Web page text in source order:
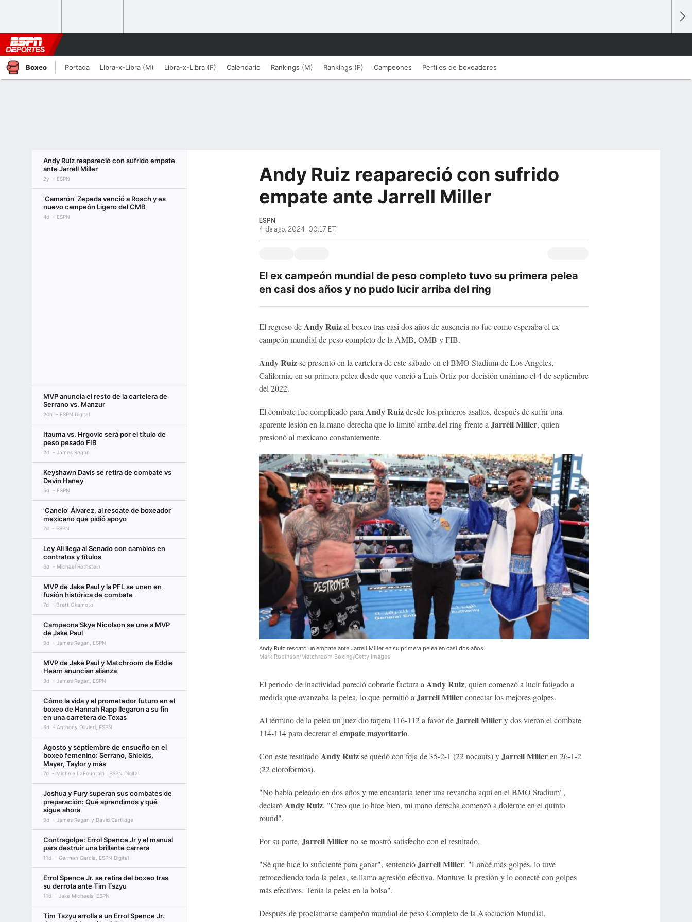
Boxeo Portada Libra-x-Libra (M) Libra-x-Libra (F) Calendario Rankings (M) Rankings (F) Campeones Perfiles de boxeadores
Andy Ruiz reapareció con sufrido empate
ante Jarrell Miller
2y ESPN
'Camarón' Zepeda venció a Roach y es
nuevo campeón Ligero del CMB
4d ESPN
MVP anuncia el resto de la cartelera de
Serrano vs. Manzur
20h ESPN Digital
Itauma vs. Hrgovic será por el título de
peso pesado FIB
2d James Regan
Keyshawn Davis se retira de combate vs
Devin Haney
5d ESPN
'Canelo' Álvarez, al rescate de boxeador
mexicano que pidió apoyo
7d ESPN
Ley Ali llega al Senado con cambios en
contratos y títulos
6d Michael Rothstein
MVP de Jake Paul y la PFL se unen en
fusión histórica de combate
7d Brett Okamoto
Campeona Skye Nicolson se une a MVP
de Jake Paul
9d James Regan, ESPN
MVP de Jake Paul y Matchroom de Eddie
Hearn anuncian alianza
9d James Regan, ESPN
Cómo la vida y el prometedor futuro en el
boxeo de Hannah Rapp llegaron a su fin
en una carretera de Texas
6d Anthony Olivieri, ESPN
Agosto y septiembre de ensueño en el
boxeo femenino: Serrano, Shields,
Mayer, Taylor y más
7d Michele LaFountain | ESPN Digital
Joshua y Fury superan sus combates de
preparación: Qué aprendimos y qué
sigue ahora
9d James Regan y David Cartlidge
Contragolpe: Errol Spence Jr y el manual
para destruir una brillante carrera
11d German García, ESPN Digital
Errol Spence Jr. se retira del boxeo tras
su derrota ante Tim Tszyu
11d Jake Michaels, ESPN
Tim Tszyu arrolla a un Errol Spence Jr.
Andy Ruiz reapareció con sufrido
empate ante Jarrell Miller
ESPN
4 de ago, 2024, 00:17 ET
El ex campeón mundial de peso completo tuvo su primera pelea
en casi dos años y no pudo lucir arriba del ring
El regreso deAndy Ruizal boxeo tras casi dos años de ausencia no fue como esperaba el ex
campeón mundial de peso completo de la AMB, OMB y FIB.
Andy Ruizse presentó en la cartelera de este sábado en el BMO Stadium de Los Angeles,
California, en su primera pelea desde que venció a Luis Ortiz por decisión unánime el 4 de septiembre
del 2022.
El combate fue complicado para Andy Ruizdesde los primeros asaltos, después de sufrir una
aparente lesión en la mano derecha que lo limitó arriba del ring frente a Jarrell Miller, quien
presionó al mexicano constantemente.
Andy Ruiz rescató un empate ante Jarrell Miller en su primera pelea en casi dos años.
Mark Robinson/Matchroom Boxing/Getty Images
El periodo de inactividad pareció cobrarle factura aAndy Ruiz, quien comenzó a lucir fatigado a
medida que avanzaba la pelea, lo que permitió aJarrell Millerconectar los mejores golpes.
Al término de la pelea un juez dio tarjeta 116-112 a favor deJarrell Millery dos vieron el combate
114-114 para decretar elempate mayoritario.
Con este resultadoAndy Ruizse quedó con foja de 35-2-1 (22 nocauts) yJarrell Milleren 26-1-2
(22 cloroformos).
"No había peleado en dos años y me encantaría tener una revancha aquí en el BMO Stadium",
declaróAndy Ruiz. "Creo que lo hice bien, mi mano derecha comenzó a dolerme en el quinto
round".
Por su parte, Jarrell Millerno se mostró satisfecho con el resultado.
"Sé que hice lo suficiente para ganar", sentencióJarrell Miller. "Lancé más golpes, lo tuve
retrocediendo toda la pelea, se llama agresión efectiva. Mantuve la presión y lo conecté con golpes
más efectivos. Tenía la pelea en la bolsa".
Después de proclamarse campeón mundial de peso Completo de la Asociación Mundial,